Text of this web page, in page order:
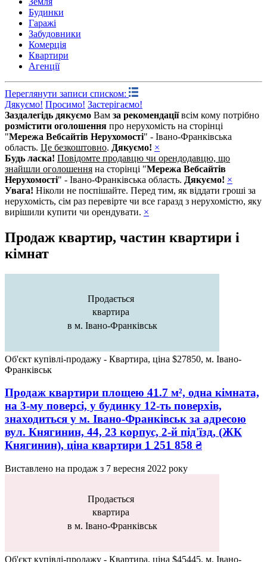
Будинки
Гаражі
Забудовники
Комерція
Квартири
Агенції
Переглянути записи списком:
Дякуємо! Просимо! Застерігаємо!
Заздалегідь дякуємо Вам за рекомендаціївсім кому потрібно
розмістити оголошення про нерухомість на сторінці
"Мережа Вебсайтів Нерухомості" - Івано-Франківська
область. Це безкоштовно. Дякуємо! ×
Будь ласка! Повідомте продавцю чи орендодавцю, що
знайшли оголошення на сторінці "Мережа Вебсайтів
Нерухомості" - Івано-Франківська область. Дякуємо! ×
Увага! Ніколи не поспішайте. Перед тим, як віддати гроші за
нерухомість, сім раз перевірте чи все гаразд з нерухомістю, яку
вирішили купити чи орендувати. ×
Продаж квартир, частин квартири і
кімнат
Продається
квартира
в м. Івано-Франківськ
Об'єкт купівлі-продажу - Квартира, ціна $27850, м. Івано-
Франківськ
Продаж квартири площею 41.7 м², одна кімната,
на 3-му поверсі, у будинку 12-ть поверхів,
знаходиться у м. Івано-Франківськ за адресою
вул. Княгинин, 44, 23 корпус, 2-й під'їзд, (ЖК
Княгинин), ціна квартири 1 251 858 ₴
Виставлено на продаж з 7 вересня 2022 року
Продається
квартира
в м. Івано-Франківськ
Об'єкт купівлі-продажу - Квартира, ціна $45445, м. Івано-